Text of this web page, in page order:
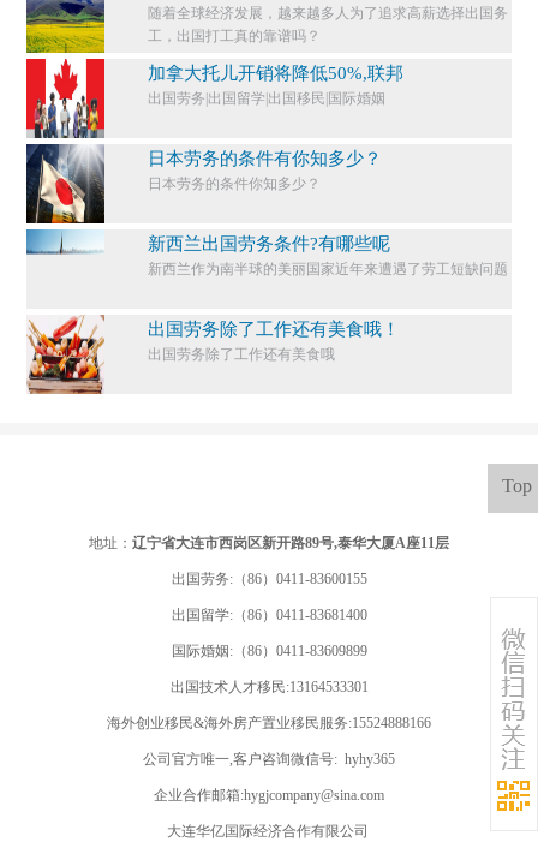
随着全球经济发展，越来越多人为了追求高薪选择出国务
工，出国打工真的靠谱吗？
加拿大托儿开销将降低50%,联邦
出国劳务|出国留学|出国移民|国际婚姻
日本劳务的条件有你知多少？
日本劳务的条件你知多少？​
新西兰出国劳务条件?有哪些呢
新西兰作为南半球的美丽国家近年来遭遇了劳工短缺问题
出国劳务除了工作还有美食哦！
出国劳务除了工作还有美食哦
Top
辽宁省大连市西岗区新开路89号,泰华大厦A座11层
出国劳务:（86）0411-83600155
出国留学: （86）0411-83681400
国际婚姻:（86）0411-83609899
出国技术人才移民:13164533301
海外创业移民&海外房产置业移民服务:15524888166
公司官方唯一,客户咨询微信号: hyhy365
企业合作邮箱:hygjcompany@sina.com